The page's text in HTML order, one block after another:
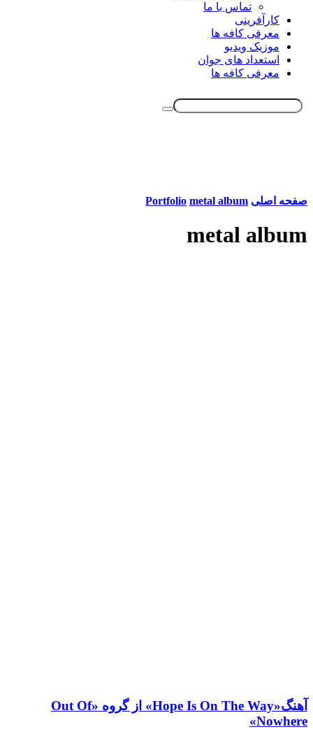
تماس با ما
کارآفرینی
معرفی کافه ها
موزیک ویدیو
استعداد های جوان
معرفی کافه ها
صفحه اصلی Portfolio metal album
metal album
آهنگ«Hope Is On The Way» از گروه «Out Of
Nowhere»